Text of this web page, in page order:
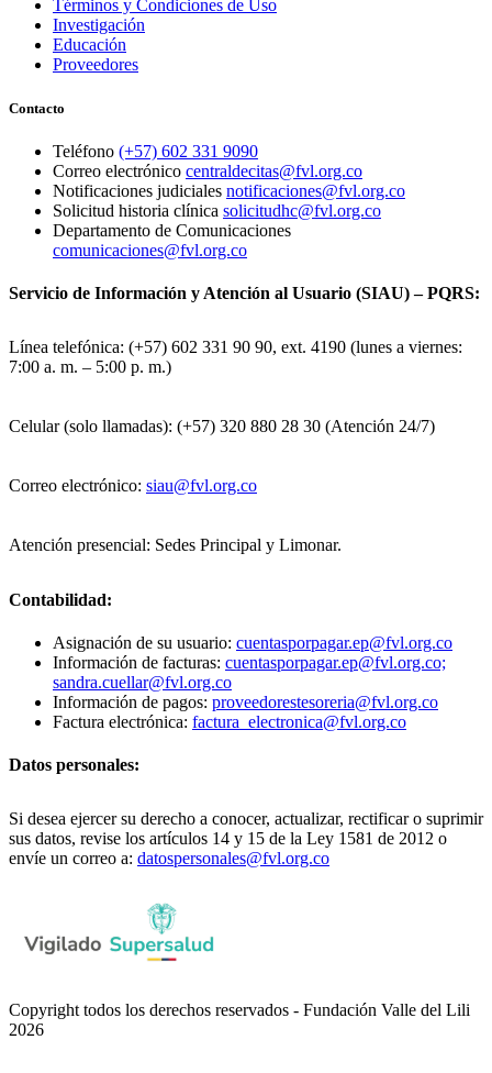
Términos y Condiciones de Uso
Investigación
Educación
Proveedores
Contacto
Teléfono (+57) 602 331 9090
Correo electrónico centraldecitas@fvl.org.co
Notificaciones judiciales notificaciones@fvl.org.co
Solicitud historia clínica solicitudhc@fvl.org.co
Departamento de Comunicaciones
comunicaciones@fvl.org.co
Servicio de Información y Atención al Usuario (SIAU) – PQRS:
Línea telefónica: (+57) 602 331 90 90, ext. 4190 (lunes a viernes:
7:00 a. m. – 5:00 p. m.)
Celular (solo llamadas): (+57) 320 880 28 30 (Atención 24/7)
Correo electrónico: siau@fvl.org.co
Atención presencial: Sedes Principal y Limonar.
Contabilidad:
Asignación de su usuario: cuentasporpagar.ep@fvl.org.co
Información de facturas: cuentasporpagar.ep@fvl.org.co;
sandra.cuellar@fvl.org.co
Información de pagos: proveedorestesoreria@fvl.org.co
Factura electrónica: factura_electronica@fvl.org.co
Datos personales:
Si desea ejercer su derecho a conocer, actualizar, rectificar o suprimir
sus datos, revise los artículos 14 y 15 de la Ley 1581 de 2012 o
envíe un correo a: datospersonales@fvl.org.co
Copyright todos los derechos reservados - Fundación Valle del Lili
2026